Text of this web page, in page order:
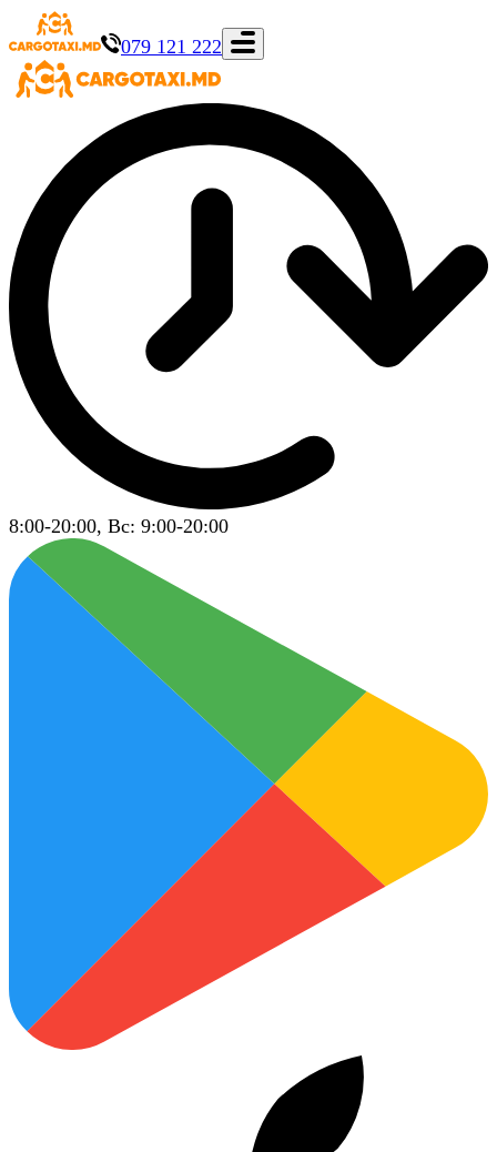
079 121 222
8:00-20:00, Вс: 9:00-20:00